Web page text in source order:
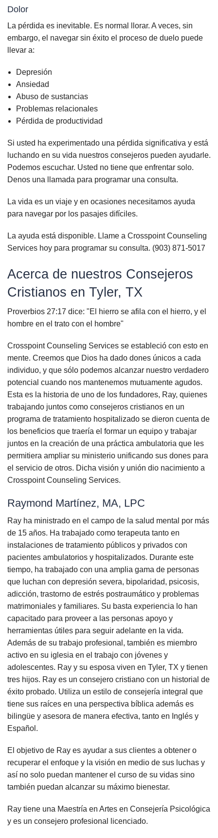
Dolor
La pérdida es inevitable. Es normal llorar. A veces, sin
embargo, el navegar sin éxito el proceso de duelo puede
llevar a:
Depresión
Ansiedad
Abuso de sustancias
Problemas relacionales
Pérdida de productividad
Si usted ha experimentado una pérdida significativa y está
luchando en su vida nuestros consejeros pueden ayudarle.
Podemos escuchar. Usted no tiene que enfrentar solo.
Denos una llamada para programar una consulta.
La vida es un viaje y en ocasiones necesitamos ayuda
para navegar por los pasajes difíciles.
La ayuda está disponible. Llame a Crosspoint Counseling
Services hoy para programar su consulta. (903) 871-5017
Acerca de nuestros Consejeros
Cristianos en Tyler, TX
Proverbios 27:17 dice: "El hierro se afila con el hierro, y el
hombre en el trato con el hombre"
Crosspoint Counseling Services se estableció con esto en
mente. Creemos que Dios ha dado dones únicos a cada
individuo, y que sólo podemos alcanzar nuestro verdadero
potencial cuando nos mantenemos mutuamente agudos.
Esta es la historia de uno de los fundadores, Ray, quienes
trabajando juntos como consejeros cristianos en un
programa de tratamiento hospitalizado se dieron cuenta de
los beneficios que traería el formar un equipo y trabajar
juntos en la creación de una práctica ambulatoria que les
permitiera ampliar su ministerio unificando sus dones para
el servicio de otros. Dicha visión y unión dio nacimiento a
Crosspoint Counseling Services.
Raymond Martínez, MA, LPC
Ray ha ministrado en el campo de la salud mental por más
de 15 años. Ha trabajado como terapeuta tanto en
instalaciones de tratamiento públicos y privados con
pacientes ambulatorios y hospitalizados. Durante este
tiempo, ha trabajado con una amplia gama de personas
que luchan con depresión severa, bipolaridad, psicosis,
adicción, trastorno de estrés postraumático y problemas
matrimoniales y familiares. Su basta experiencia lo han
capacitado para proveer a las personas apoyo y
herramientas útiles para seguir adelante en la vida.
Además de su trabajo profesional, también es miembro
activo en su iglesia en el trabajo con jóvenes y
adolescentes. Ray y su esposa viven en Tyler, TX y tienen
tres hijos. Ray es un consejero cristiano con un historial de
éxito probado. Utiliza un estilo de consejería integral que
tiene sus raíces en una perspectiva bíblica además es
bilingüe y asesora de manera efectiva, tanto en Inglés y
Español.
El objetivo de Ray es ayudar a sus clientes a obtener o
recuperar el enfoque y la visión en medio de sus luchas y
así no solo puedan mantener el curso de su vidas sino
también puedan alcanzar su máximo bienestar.
Ray tiene una Maestría en Artes en Consejería Psicológica
y es un consejero profesional licenciado.